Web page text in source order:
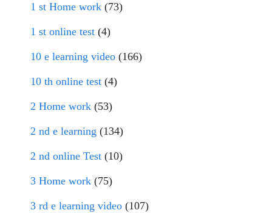
1 st Home work (73)
1 st online test (4)
10 e learning video (166)
10 th online test (4)
2 Home work (53)
2 nd e learning (134)
2 nd online Test (10)
3 Home work (75)
3 rd e learning video (107)